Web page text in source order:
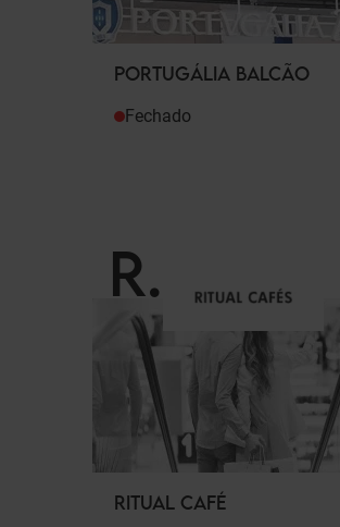
PORTUGÁLIA BALCÃO
Fechado
R.
RITUAL CAFÉ